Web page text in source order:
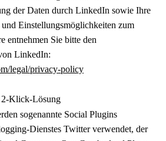
der Daten durch LinkedIn sowie Ihre
Einstellungsmöglichkeiten zum
entnehmen Sie bitte den
LinkedIn:
legal/privacy-policy
Klick-Lösung
sogenannte Social Plugins
Dienstes Twitter verwendet, der